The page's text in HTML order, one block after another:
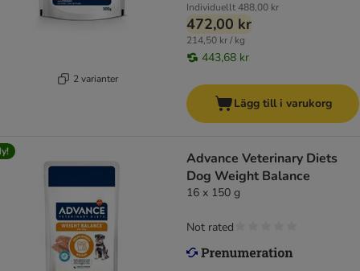
2 varianter
Individuellt488,00 kr
472,00 kr
214,50 kr / kg
443,68 kr
Lägg till i varukorg
Advance Veterinary Diets
Dog Weight Balance
16 x 150 g
Not rated